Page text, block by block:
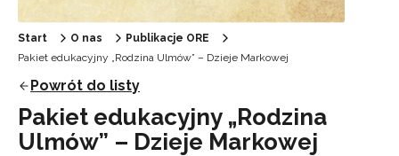
Start O nas
Publikacje ORE
Pakiet edukacyjny „Rodzina Ulmów” – Dzieje Markowej
Powrót do listy
Pakiet edukacyjny „Rodzina
Ulmów” – Dzieje Markowej